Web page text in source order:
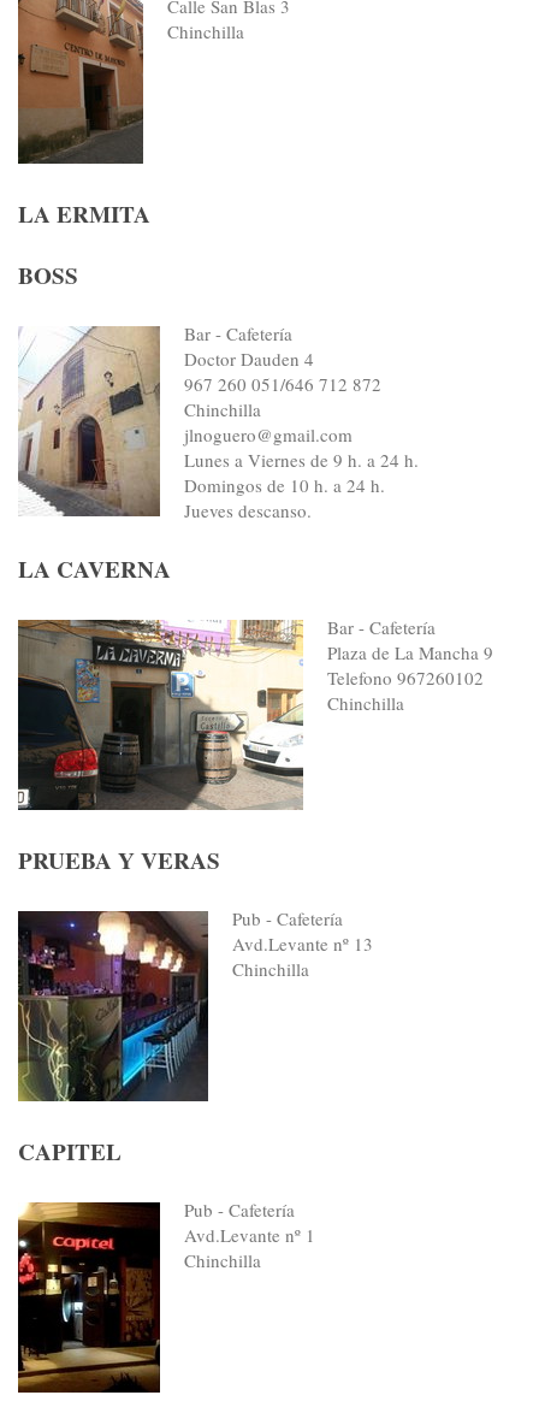
Calle San Blas 3
Chinchilla
LA ERMITA
BOSS
Bar - Cafetería
Doctor Dauden 4
967 260 051/646 712 872
Chinchilla
jlnoguero@gmail.com
Lunes a Viernes de 9 h. a 24 h.
Domingos de 10 h. a 24 h.
Jueves descanso.
LA CAVERNA
Bar - Cafetería
Plaza de La Mancha 9
Telefono 967260102
Chinchilla
PRUEBA Y VERAS
Pub - Cafetería
Avd.Levante nº 13
Chinchilla
CAPITEL
Pub - Cafetería
Avd.Levante nº 1
Chinchilla